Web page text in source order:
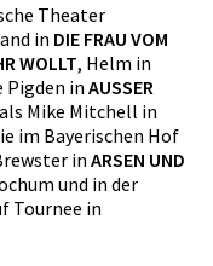
Theater
in DIE FRAU VOM
WOLLT, Helm in
Pigden inAUSSER
Mike Mitchell in
im Bayerischen Hof
in ARSEN UND
und in der
Tournee in